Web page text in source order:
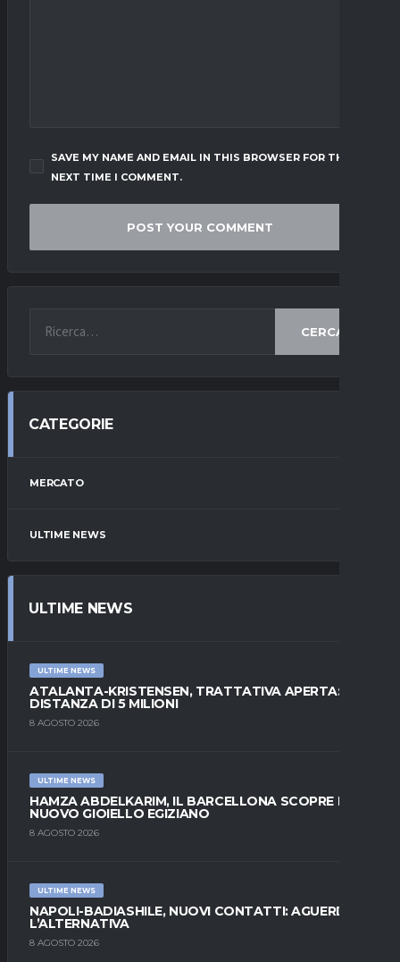
SAVE MY NAME AND EMAIL IN THIS BROWSER FOR THE
NEXT TIME I COMMENT.
CERCA
CATEGORIE
MERCATO
ULTIME NEWS
ULTIME NEWS
ULTIME NEWS
ATALANTA-KRISTENSEN, TRATTATIVA APERTA:
DISTANZA DI 5 MILIONI
8 AGOSTO 2026
ULTIME NEWS
HAMZA ABDELKARIM, IL BARCELLONA SCOPRE IL
NUOVO GIOIELLO EGIZIANO
8 AGOSTO 2026
ULTIME NEWS
NAPOLI-BADIASHILE, NUOVI CONTATTI: AGUERD È
L’ALTERNATIVA
8 AGOSTO 2026